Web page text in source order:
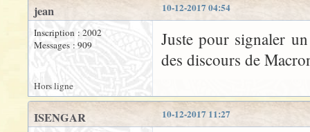
10-12-2017 04:54
jean
Inscription : 2002
Messages : 909
Juste pour signaler
des discours de
Hors ligne
10-12-2017 11:27
ISENGAR